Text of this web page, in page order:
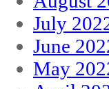
July
June
May